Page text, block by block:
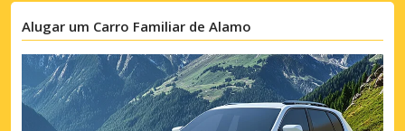
Alugar um Carro Familiar de Alamo